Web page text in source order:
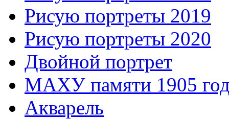
Рисую портреты 2019
Рисую портреты 2020
Двойной портрет
МАХУ памяти 1905
Акварель